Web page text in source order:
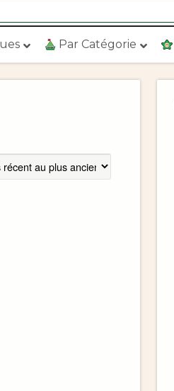
Par Catégorie